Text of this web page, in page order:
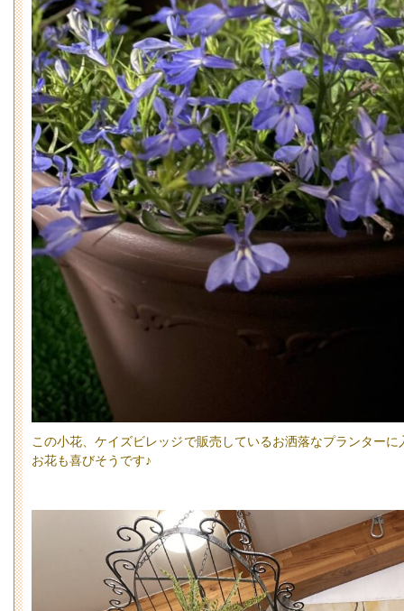
この小花、ケイズビレッジで販売しているお洒落なプランター
お花も喜びそうです♪